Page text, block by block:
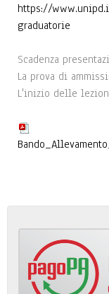
https://
graduatorie
Scadenza
La prova di
L'inizio delle